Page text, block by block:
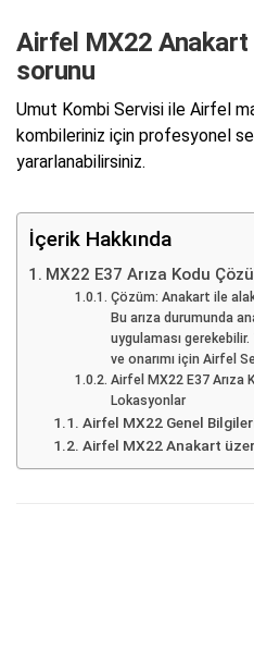
Airfel MX22
sorunu
Umut Kombi Servisi ile Airfel
kombileriniz için profesyonel
yararlanabilirsiniz.
İçerik Hakkında
MX22 E37 Arıza Kodu
Çözüm: Anakart ile
Bu arıza durumunda
uygulaması
ve onarımı için Airfel
Airfel MX22 E37 Arıza
Lokasyonlar
Airfel MX22 Genel
Airfel MX22 Anakart